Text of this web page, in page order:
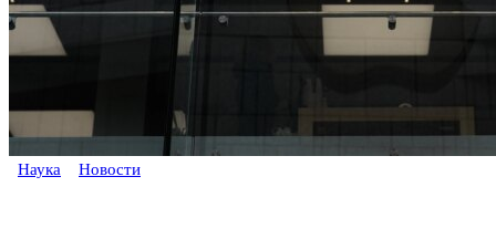
Наука Новости